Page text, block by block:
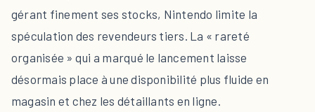
gérant finement ses stocks, Nintendo limite la
spéculation des revendeurs tiers. La « rareté
organisée » qui a marqué le lancement laisse
désormais place à une disponibilité plus fluide en
magasin et chez les détaillants en ligne.